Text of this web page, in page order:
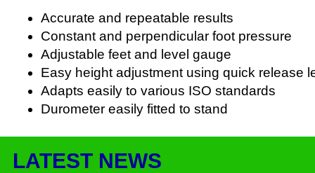
Accurate and repeatable results
Constant and perpendicular foot pressure
Adjustable feet and level gauge
Easy height adjustment using quick release
Adapts easily to various ISO standards
Durometer easily fitted to stand
LATEST NEWS